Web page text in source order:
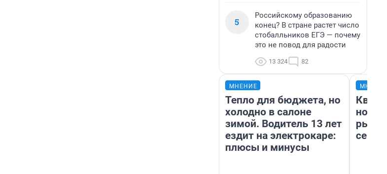
5
Российскому образованию
конец? В стране растет число
стобалльников ЕГЭ — почему
это не повод для радости
13 324 82
МНЕНИЕ
Тепло для бюджета, но
холодно в салоне
зимой. Водитель 13 лет
ездит на электрокаре:
плюсы и минусы
но